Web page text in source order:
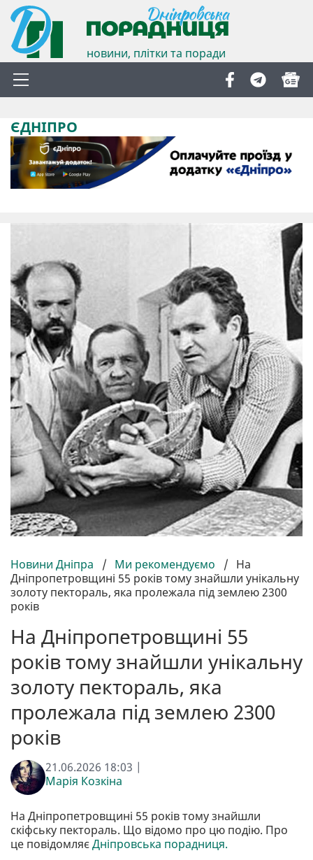
новини, плітки та поради
ЄДНІПРО
Новини Дніпра / Ми рекомендуємо / На
Дніпропетровщині 55 років тому знайшли унікальну
золоту пектораль, яка пролежала під землею 2300
років
На Дніпропетровщині 55
років тому знайшли унікальну
золоту пектораль, яка
пролежала під землею 2300
років
21.06.2026 18:03 |
Марія Козкіна
На Дніпропетровщині 55 років тому знайшли
скіфську пектораль. Що відомо про цю подію. Про
це повідомляєДніпровська порадниця.